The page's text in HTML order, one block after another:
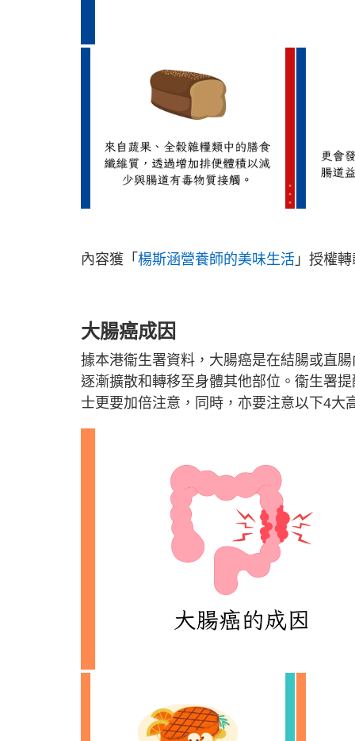
內容獲「 楊斯涵營養師的美味生活 」授權
大腸癌成因
據本港衞生署資料，大腸癌是在結腸或直
逐漸擴散和轉移至身體其他部位。衞生署
士更要加倍注意，同時，亦要注意以下4大